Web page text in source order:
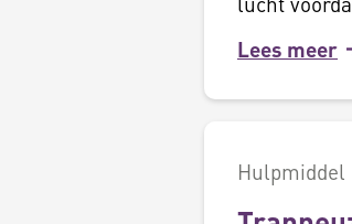
Lees meer
Hulpmiddel